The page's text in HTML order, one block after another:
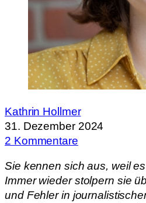
Kathrin Hollmer
31. Dezember 2024
2 Kommentare
Sie kennen sich aus, weil
Immer wieder stolpern sie
und Fehler in